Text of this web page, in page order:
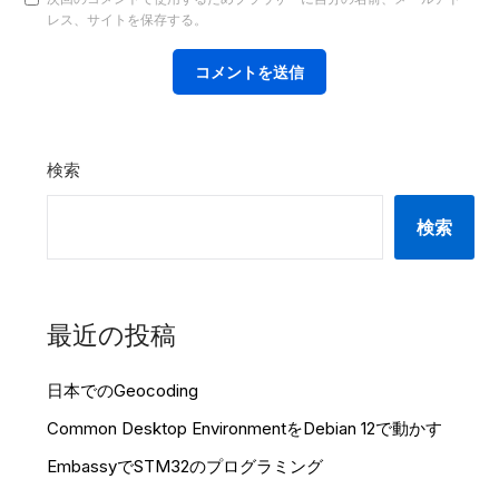
レス、サイトを保存する。
検索
検索
最近の投稿
日本でのGeocoding
Common Desktop EnvironmentをDebian 12で動かす
EmbassyでSTM32のプログラミング